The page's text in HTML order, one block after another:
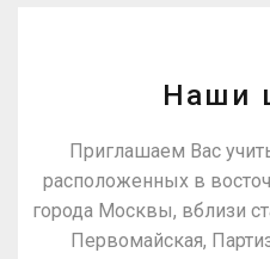
Наши
Приглашаем Вас
расположенных в
города Москвы, вблизи
Первомайская,